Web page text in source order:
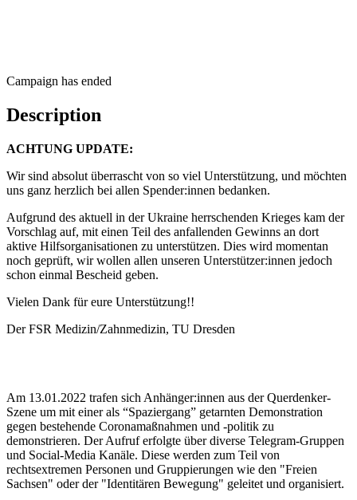
Campaign has ended
Description
ACHTUNG UPDATE:
Wir sind absolut überrascht von so viel Unterstützung, und möchten
uns ganz herzlich bei allen Spender:innen bedanken.
Aufgrund des aktuell in der Ukraine herrschenden Krieges kam der
Vorschlag auf, mit einen Teil des anfallenden Gewinns an dort
aktive Hilfsorganisationen zu unterstützen. Dies wird momentan
noch geprüft, wir wollen allen unseren Unterstützer:innen jedoch
schon einmal Bescheid geben.
Vielen Dank für eure Unterstützung!!
Der FSR Medizin/Zahnmedizin, TU Dresden
Am 13.01.2022 trafen sich Anhänger:innen aus der Querdenker-
Szene um mit einer als “Spaziergang” getarnten Demonstration
gegen bestehende Coronamaßnahmen und -politik zu
demonstrieren. Der Aufruf erfolgte über diverse Telegram-Gruppen
und Social-Media Kanäle. Diese werden zum Teil von
rechtsextremen Personen und Gruppierungen wie den "Freien
Sachsen" oder der "Identitären Bewegung" geleitet und organisiert.